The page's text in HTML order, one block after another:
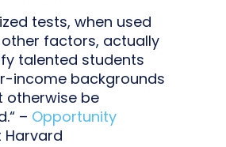
tests, when used
factors, actually
talented students
income backgrounds
otherwise be
– Opportunity
Harvard